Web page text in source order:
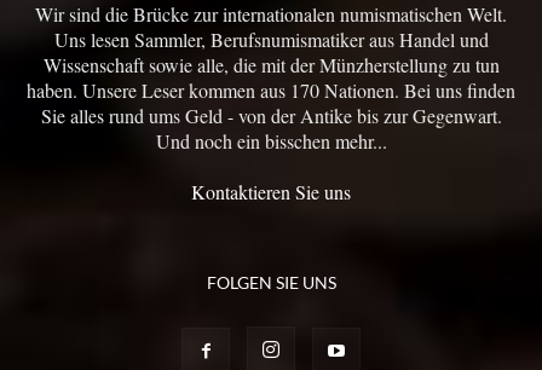
Wir sind die Brücke zur internationalen numismatischen Welt.
Uns lesen Sammler, Berufsnumismatiker aus Handel und
Wissenschaft sowie alle, die mit der Münzherstellung zu tun
haben. Unsere Leser kommen aus 170 Nationen. Bei uns finden
Sie alles rund ums Geld - von der Antike bis zur Gegenwart.
Und noch ein bisschen mehr...
Kontaktieren Sie uns
FOLGEN SIE UNS